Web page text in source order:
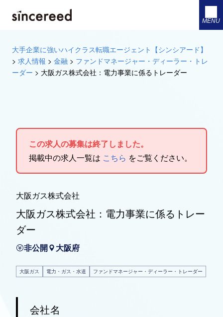
MENU
大手企業に強いハイクラス転職エージェント【シンシアード】
> 求人情報 > 金融 > ファンドマネージャー・ディーラー・トレ
ーダー > 大阪ガス株式会社：電力事業に係るトレーダー
この求人の募集は終了しました。
掲載中の求人一覧は こちら をご覧ください。
大阪ガス株式会社
大阪ガス株式会社：電力事業に係るトレー
ダー
非公開 大阪府
大阪ガス 電力・ガス・水道 ファンドマネージャー・ディーラー・トレーダー
会社名